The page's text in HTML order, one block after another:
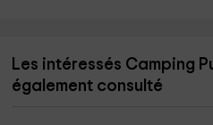
Les intéressés Camping
également consulté